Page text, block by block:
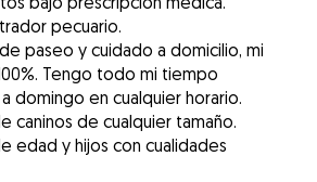
pecuario.
paseo y cuidado a domicilio, mi
Tengo todo mi tiempo
domingo en cualquier horario.
de cualquier tamaño.
y hijos con cualidades